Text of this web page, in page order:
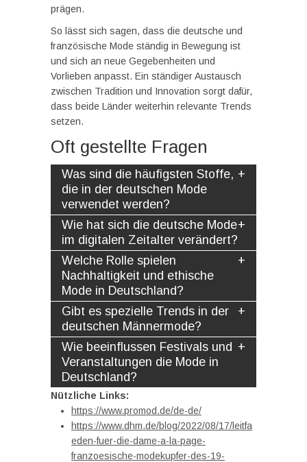
prägen.
So lässt sich sagen, dass die deutsche und
französische Mode ständig in Bewegung ist
und sich an neue Gegebenheiten und
Vorlieben anpasst. Ein ständiger Austausch
zwischen Tradition und Innovation sorgt dafür,
dass beide Länder weiterhin relevante Trends
setzen.
Oft gestellte Fragen
Was sind die häufigsten Stoffe,
die in der deutschen Mode
verwendet werden?
Wie hat sich die deutsche Mode
im digitalen Zeitalter verändert?
Welche Rolle spielen
Nachhaltigkeit und ethische
Mode in Deutschland?
Gibt es spezielle Trends in der
deutschen Männermode?
Wie beeinflussen Festivals und
Veranstaltungen die Mode in
Deutschland?
Nützliche Links:
https://www.promod.de/de-de/
https://www.dhm.de/blog/2022/08/17/leitfa
eden-fuer-die-dame-a-la-page-
franzoesische-modekupfer-des-19-